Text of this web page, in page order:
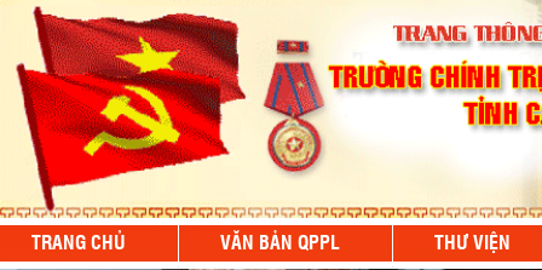
TRANG CHỦ VĂN BẢN QPPL THƯ VIỆN